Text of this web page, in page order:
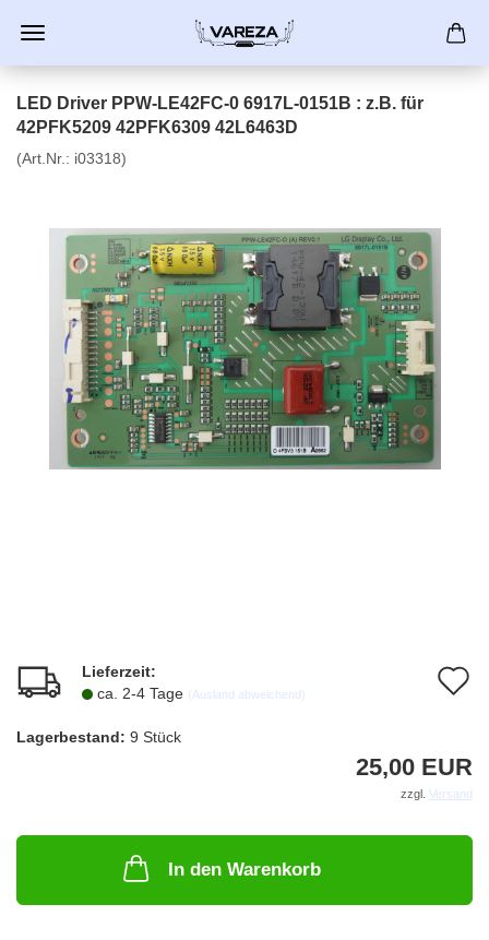
LED Driver PPW-LE42FC-0 6917L-0151B : z.B. für
42PFK5209 42PFK6309 42L6463D
(Art.Nr.: i03318)
Lieferzeit:
ca. 2-4 Tage (Ausland abweichend)
Lagerbestand: 9 Stück
25,00 EUR
zzgl. Versand
In den Warenkorb